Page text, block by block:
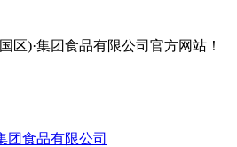
区)·集团食品有限公司官方网站！